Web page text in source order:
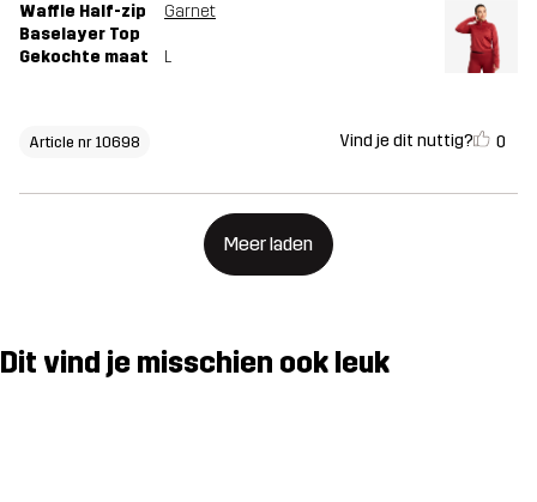
Waffle Half-zip
Baselayer Top
Garnet
Gekochte maat L
Article nr 10698 Vind je dit nuttig? 0
Meer laden
Dit vind je misschien ook leuk